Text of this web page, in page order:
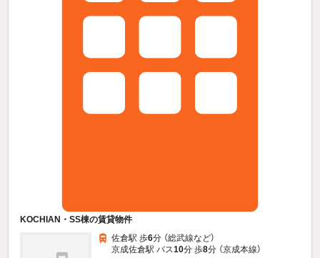
KOCHIAN・SS棟の賃貸物件
佐倉駅 歩6分 （総武線など）
京成佐倉駅 バス10分 歩8分 （京成本線）